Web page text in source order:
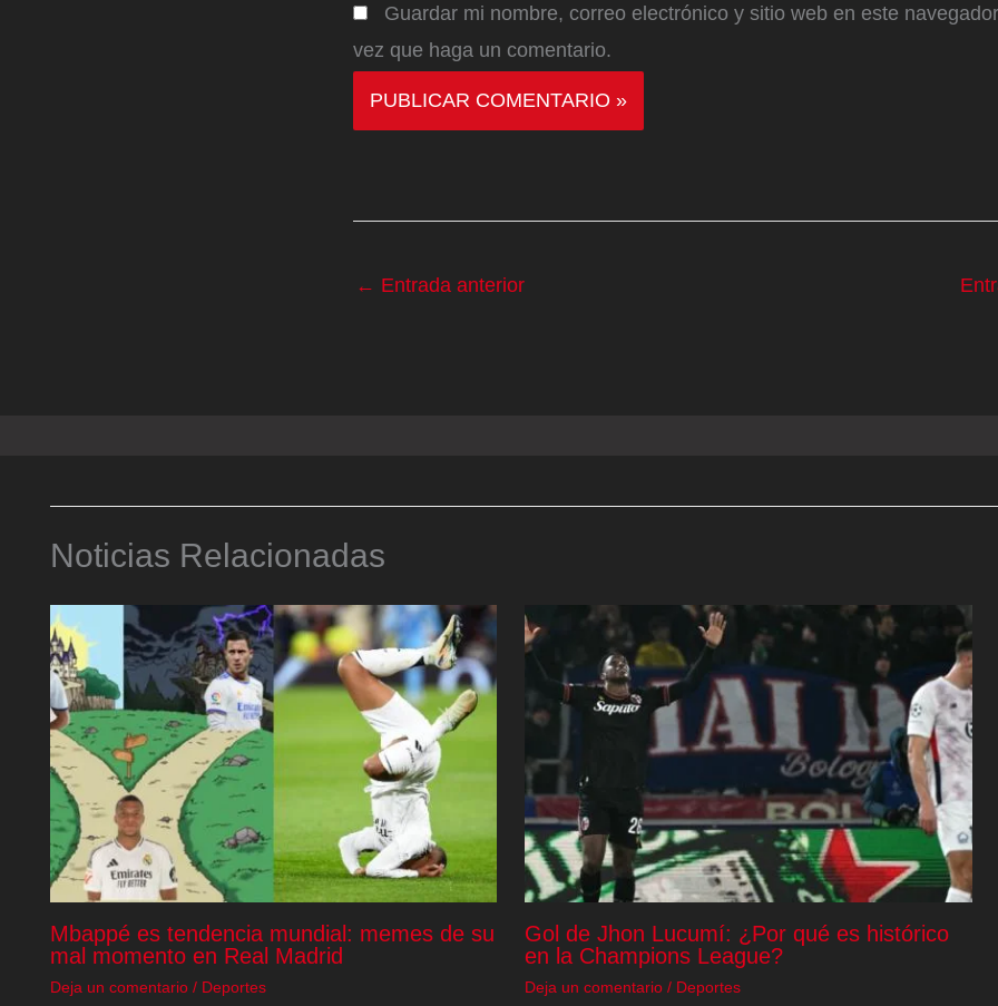
Guardar mi nombre, correo electrónico y sitio web en este
vez que haga un comentario.
← Entrada anterior
Noticias Relacionadas
Mbappé es tendencia mundial: memes de su
mal momento en Real Madrid
Deja un comentario / Deportes
Gol de Jhon Lucumí: ¿Por qué es histórico
en la Champions League?
Deja un comentario / Deportes